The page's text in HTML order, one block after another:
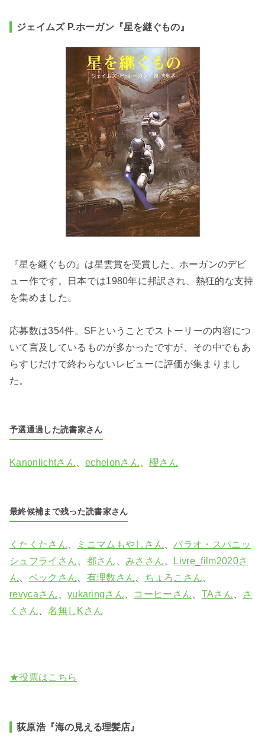
ジェイムズ P.ホーガン『星を継ぐもの』
『星を継ぐもの』は星雲賞を受賞した、 ホーガンのデビ
ュー作です。日本では1980年に邦訳され、熱狂的な支持
を集めました。
応募数は354件。SFということでストーリーの内容につ
いて言及しているものが多かったですが、その中でもあ
らすじだけで終わらないレビューに評価が集まりまし
た。
予選通過した読書家さん
Kanonlichtさん 、echelonさん 、櫻さん
最終候補まで残った読書家さん
くたくたさん ミニマムもやしさん 、パラオ・スパニッ
シュフライさん
都さん みささん
Livre_film2020さ
ん
ベックさん 有理数さん ちょろこさん
revycaさん
yukaringさん コーヒーさん TAさん
さ
くさん 、名無しKさん
★投票はこちら
荻原浩『海の見える理髪店』